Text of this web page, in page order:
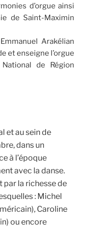
d’orgue ainsi
de Saint-Maximin
Arakélian
et enseigne l’orgue
de Région
et au sein de
dans un
à l’époque
avec la danse.
par la richesse de
: Michel
Caroline
ou encore